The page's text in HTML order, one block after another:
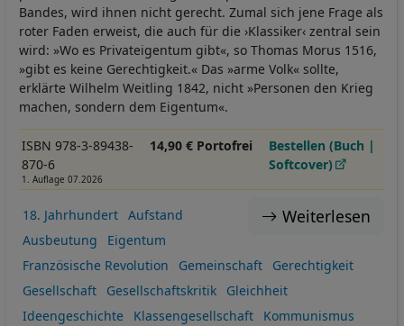
Bandes, wird ihnen nicht gerecht. Zumal sich jene Frage als
roter Faden erweist, die auch für die ›Klassiker‹ zentral sein
wird: »Wo es Privateigentum gibt«, so Thomas Morus 1516,
»gibt es keine Gerechtigkeit.« Das »arme Volk« sollte,
erklärte Wilhelm Weitling 1842, nicht »Personen den Krieg
machen, sondern dem Eigentum«.
ISBN 978-3-89438-
870-6
1. Auflage 07.2026
14,90 € Portofrei
Bestellen (Buch |
Softcover)
Weiterlesen
18. Jahrhundert
Aufstand
Ausbeutung
Eigentum
Französische Revolution
Gemeinschaft
Gerechtigkeit
Gesellschaft
Gesellschaftskritik
Gleichheit
Ideengeschichte
Klassengesellschaft
Kommunismus